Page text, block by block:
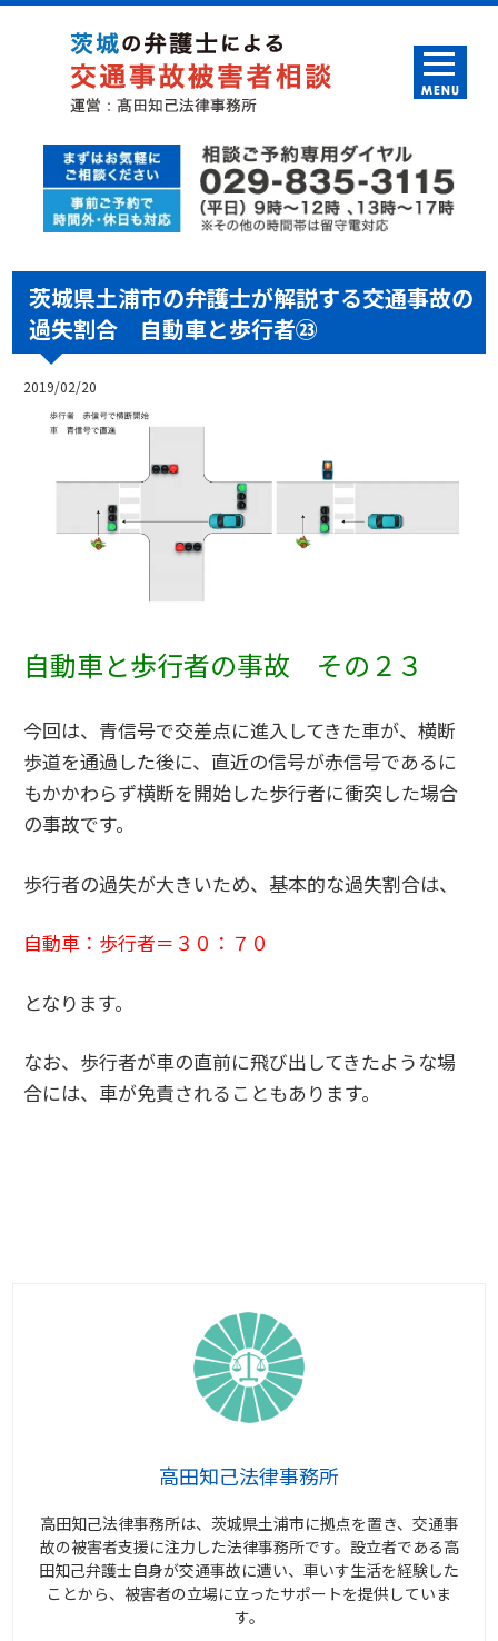
茨城県土浦市の弁護士が解説する交通事故の
過失割合 自動車と歩行者㉓
2019/02/20
自動車と歩行者の事故 その２３
今回は、青信号で交差点に進入してきた車が、横断
歩道を通過した後に、直近の信号が赤信号であるに
もかかわらず横断を開始した歩行者に衝突した場合
の事故です。
歩行者の過失が大きいため、基本的な過失割合は、
自動車：歩行者＝３０：７０
となります。
なお、歩行者が車の直前に飛び出してきたような場
合には、車が免責されることもあります。
高田知己法律事務所
高田知己法律事務所は、茨城県土浦市に拠点を置き、交通事
故の被害者支援に注力した法律事務所です。設立者である高
田知己弁護士自身が交通事故に遭い、車いす生活を経験した
ことから、被害者の立場に立ったサポートを提供していま
す。